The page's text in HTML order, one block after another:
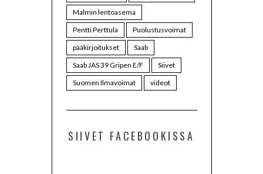
Malmin lentoasema
Pentti Perttula
Puolustusvoimat
pääkirjoitukset
Saab
Saab JAS 39 Gripen E/F
Siivet
Suomen Ilmavoimat
videot
SIIVET FACEBOOKISSA